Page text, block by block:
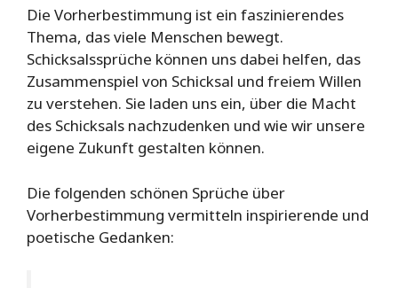
Die Vorherbestimmung ist ein faszinierendes
Thema, das viele Menschen bewegt.
Schicksalssprüche können uns dabei helfen, das
Zusammenspiel von Schicksal und freiem Willen
zu verstehen. Sie laden uns ein, über die Macht
des Schicksals nachzudenken und wie wir unsere
eigene Zukunft gestalten können.
Die folgenden schönen Sprüche über
Vorherbestimmung vermitteln inspirierende und
poetische Gedanken: